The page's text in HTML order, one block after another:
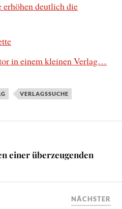
deutlich die
in einem kleinen Verlag…
VERLAGSSUCHE
einer überzeugenden
NÄCHSTER